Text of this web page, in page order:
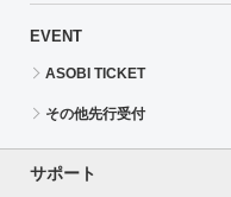
EVENT
ASOBI TICKET
その他先行受付
サポート